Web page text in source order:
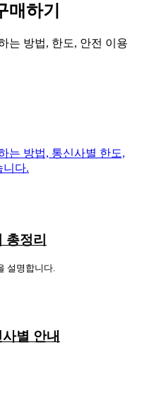
하기
는 방법, 한도, 안전 이용
는 방법, 통신사별 한도,
니다.
총정리
설명합니다.
별 안내